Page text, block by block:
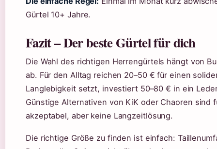
Gürtel 10+ Jahre.
Fazit – Der beste Gürtel für dich
Die Wahl des richtigen Herrengürtels hängt von
ab. Für den Alltag reichen 20–50 € für einen
Langlebigkeit setzt, investiert 50–80 € in ein
Günstige Alternativen von KiK oder Chaoren sind
akzeptabel, aber keine Langzeitlösung.
Die richtige Größe zu finden ist einfach: